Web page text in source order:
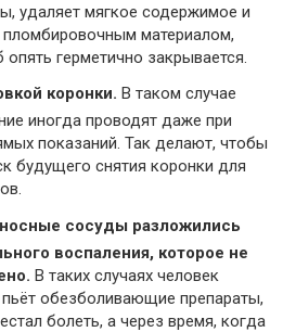
удаляет мягкое содержимое и
пломбировочным материалом,
опять герметично закрывается.
коронки. В таком случае
иногда проводят даже при
показаний. Так делают, чтобы
будущего снятия коронки для
сосуды разложились
воспаления, которое не
В таких случаях человек
обезболивающие препараты,
болеть, а через время, когда